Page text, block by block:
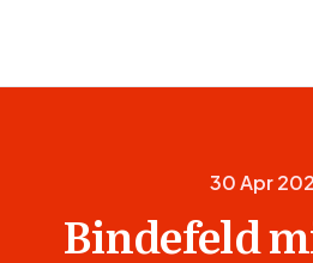
30 Apr
Bindefeld